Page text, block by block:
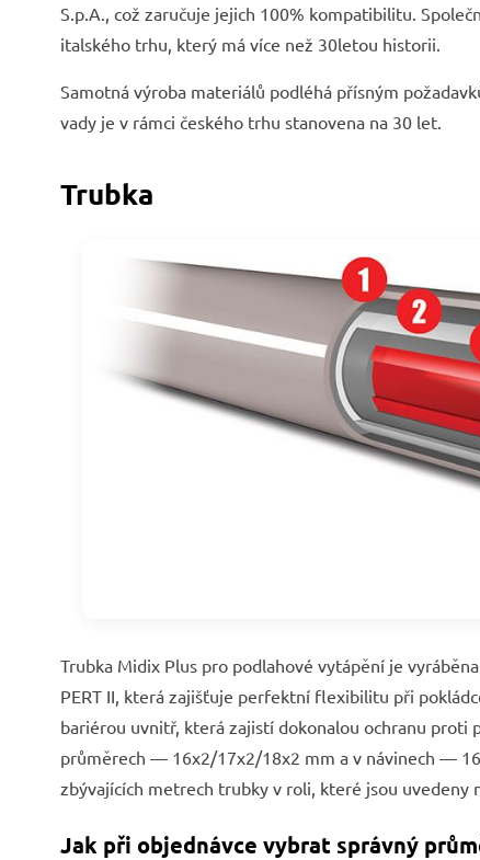
S.p.A., což zaručuje jejich 100% kompatibilitu.
italského trhu, který má více než 30letou historii.
Samotná výroba materiálů podléhá přísným
vady je v rámci českého trhu stanovena na 30 let.
Trubka
Trubka Midix Plus pro podlahové vytápění je
PERT II, která zajišťuje perfektní flexibilitu při
bariérou uvnitř, která zajistí dokonalou ochranu proti
průměrech — 16x2/17x2/18x2 mm a v návinech —
zbývajících metrech trubky v roli, které jsou uvedeny
Jak při objednávce vybrat správný